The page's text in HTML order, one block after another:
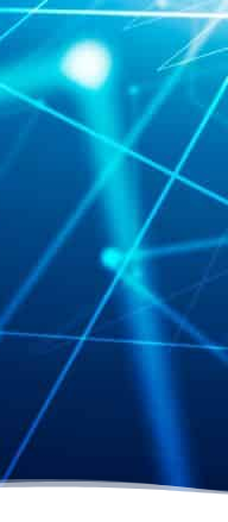
professionnels.
Faites confiance à
réactivité
et la